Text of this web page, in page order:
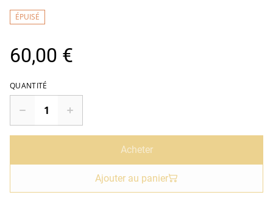
ÉPUISÉ
60,00 €
QUANTITÉ
Acheter
Ajouter au panier